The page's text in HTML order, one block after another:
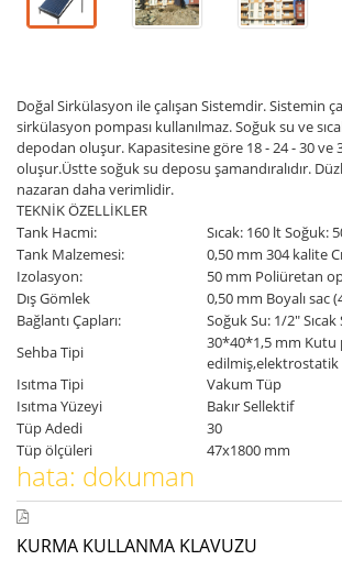
Doğal Sirkülasyon ile çalışan Sistemdir. Sistemin
sirkülasyon pompası kullanılmaz. Soğuk su ve
depodan oluşur. Kapasitesine göre 18 - 24 - 30 ve
oluşur.Üstte soğuk su deposu şamandıralıdır.
nazaran daha verimlidir.
TEKNİK ÖZELLİKLER
Tank Hacmi:
Sıcak: 160 lt Soğuk:
Tank Malzemesi:
0,50 mm 304 kalite
Izolasyon:
50 mm Poliüretan
Dış Gömlek
0,50 mm Boyalı sac
Bağlantı Çapları:
Soğuk Su: 1/2"
Sehba Tipi
30*40*1,5 mm
edilmiş,elektrostatik
Isıtma Tipi
Vakum Tüp
Isıtma Yüzeyi
Bakır Sellektif
Tüp Adedi
30
Tüp ölçüleri
47x1800 mm
hata: dokuman
KURMA KULLANMA KLAVUZU